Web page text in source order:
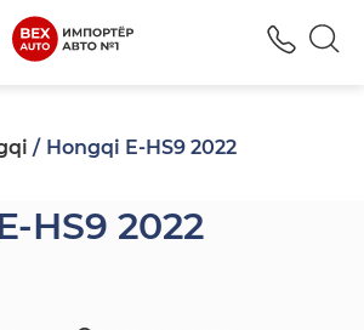
Hongqi E-HS9 2022
HS9 2022